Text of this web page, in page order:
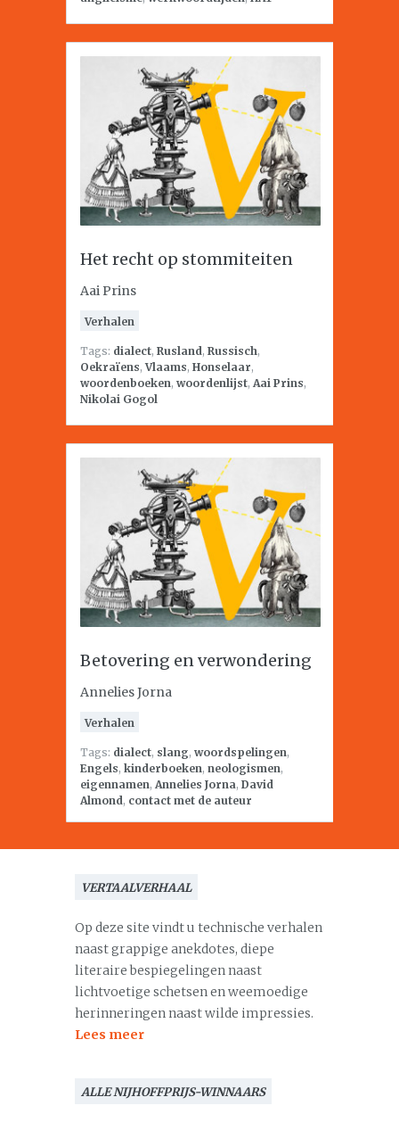
Het recht op stommiteiten
Aai Prins
Verhalen
Tags: dialect, Rusland, Russisch,
Oekraïens,Vlaams, Honselaar,
woordenboeken, woordenlijst, Aai Prins,
Nikolai Gogol
Betovering en verwondering
Annelies Jorna
Verhalen
Tags: dialect, slang, woordspelingen,
Engels, kinderboeken, neologismen,
eigennamen, Annelies Jorna, David
Almond, contact met de auteur
VERTAALVERHAAL
Op deze site vindt u technische verhalen
naast grappige anekdotes, diepe
literaire bespiegelingen naast
lichtvoetige schetsen en weemoedige
herinneringen naast wilde impressies.
Lees meer
ALLE NIJHOFFPRIJS-WINNAARS